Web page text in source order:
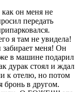
как он меня не
передать
я там не увидела!
забирает меня! Он
в машине подарил
дурак стоял и ждал
к отелю, но потом
бронь в другом.